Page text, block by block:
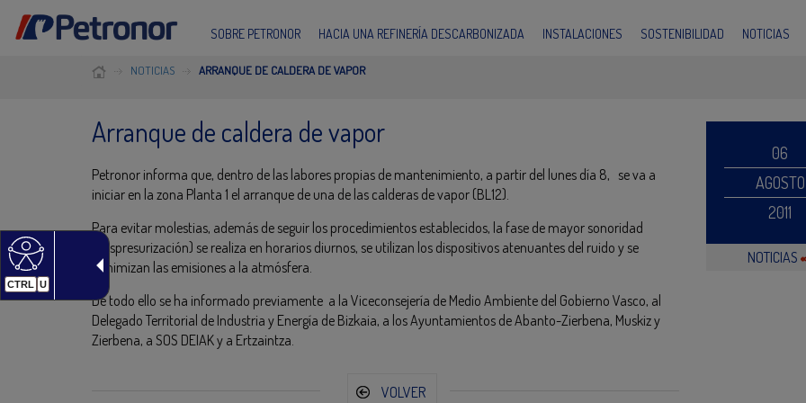
CTRL U
SOBRE PETRONOR HACIA UNA REFINERÍA DESCARBONIZADA INSTALACIONES SOSTENIBILIDAD NOTICIAS
NOTICIAS ARRANQUE DE CALDERA DE VAPOR
Arranque de caldera de vapor
Petronor informa que, dentro de las labores propias de mantenimiento, a partir del lunes día 8, se va a
iniciar en la zona Planta 1 el arranque de una de las calderas de vapor (BL12).
Para evitar molestias, además de seguir los procedimientos establecidos, la fase de mayor sonoridad
(despresurización) se realiza en horarios diurnos, se utilizan los dispositivos atenuantes del ruido y se
minimizan las emisiones a la atmósfera.
De todo ello se ha informado previamente a la Viceconsejería de Medio Ambiente del Gobierno Vasco, al
Delegado Territorial de Industria y Energía de Bizkaia, a los Ayuntamientos de Abanto-Zierbena, Muskiz y
Zierbena, a SOS DEIAK y a Ertzaintza.
VOLVER
06
AGOSTO
2011
NOTICIAS